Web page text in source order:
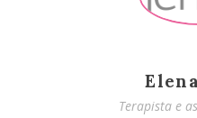
Terapista e